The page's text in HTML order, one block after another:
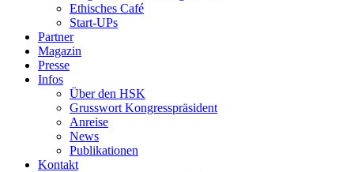
Ethisches Café
Start-UPs
Partner
Magazin
Presse
Infos
Über den HSK
Grusswort Kongresspräsident
Anreise
News
Publikationen
Kontakt